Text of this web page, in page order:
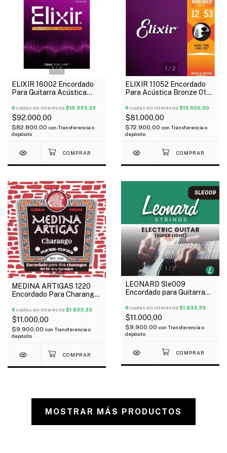
1/2
ELIXIR 16002 Encordado
Para Guitarra Acústica
NANOWEB
6 cuotas sin interés de$15.333,33
$92.000,00
$82.800,00 con Transferencia o
depósito
1/2
ELIXIR 11052 Encordado
Para Acústica Bronze 012-
6 cuotas sin interés de$13.500,00
$81.000,00
$72.900,00 con Transferencia o
depósito
1/2
MEDINA ARTIGAS 1220
Encordado Para Charango
6 cuotas sin interés de$1.833,33
$11.000,00
$9.900,00 con Transferencia o
depósito
1 / 2
LEONARD Sle009
Encordado para Guitarra
42
6 cuotas sin interés de$1.833,33
$11.000,00
$9.900,00 con Transferencia o
depósito
MOSTRAR MÁS PRODUCTOS